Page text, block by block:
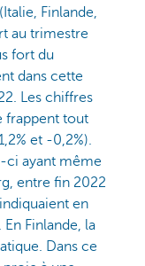
Finlande,
au trimestre
fort du
dans cette
Les chiffres
frappent tout
et -0,2%).
ci ayant même
entre fin 2022
en
Finlande, la
Dans ce